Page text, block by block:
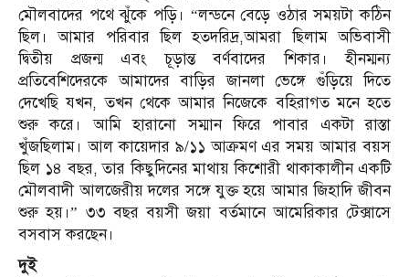
মৌলবাদের পথে ঝুঁকে পড়ি। “লন্ডনে বেড়ে ওঠার সময়টা কঠিন
ছিল। আমার পরিবার ছিল হতদরিদ্র,আমরা ছিলাম অভিবাসী
দ্বিতীয় প্রজন্ম এবং চূড়ান্ত বর্ণবাদের শিকার। হীনম্মন্য
প্রতিবেশিদেরকে আমাদের বাড়ির জানলা ভেঙ্গে গুঁড়িয়ে দিতে
দেখেছি যখন, তখন থেকে আমার নিজেকে বহিরাগত মনে হতে
শুরু করে। আমি হারানো সম্মান ফিরে পাবার একটা রাস্তা
খুঁজছিলাম। আল কায়েদার ৯/১১ আক্রমণ এর সময় আমার বয়স
ছিল ১৪ বছর, তার কিছুদিনের মাথায় কিশোরী থাকাকালীন একটি
মৌলবাদী আলজেরীয় দলের সঙ্গে যুক্ত হয়ে আমার জিহাদি জীবন
শুরু হয়।” ৩৩ বছর বয়সী জয়া বর্তমানে আমেরিকার টেক্সাসে
বসবাস করছেন।
দুই